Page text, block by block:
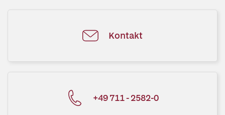
Kontakt
+49 711 - 2582-0